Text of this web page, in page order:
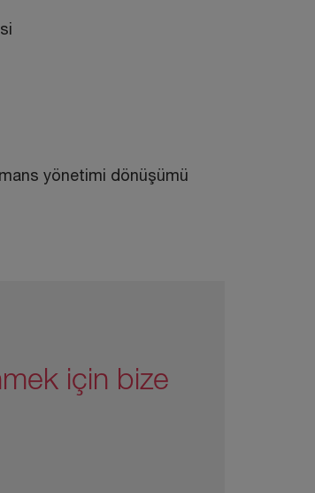
yönetimi dönüşümü
için bize